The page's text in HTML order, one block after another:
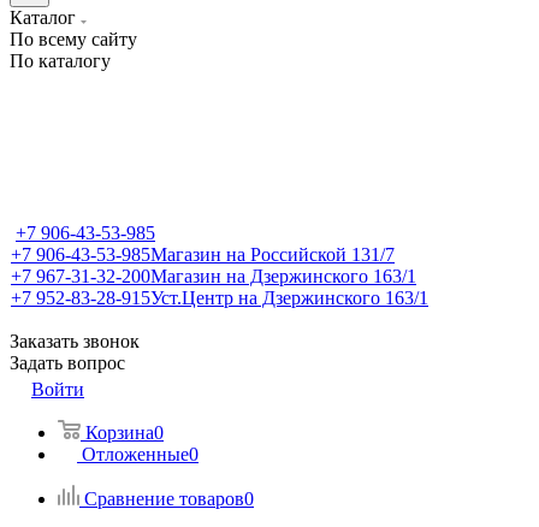
Каталог
По всему сайту
По каталогу
+7 906-43-53-985
+7 906-43-53-985Магазин на Российской 131/7
+7 967-31-32-200Магазин на Дзержинского 163/1
+7 952-83-28-915Уст.Центр на Дзержинского 163/1
Заказать звонок
Задать вопрос
Войти
Корзина0
Отложенные0
Сравнение товаров0